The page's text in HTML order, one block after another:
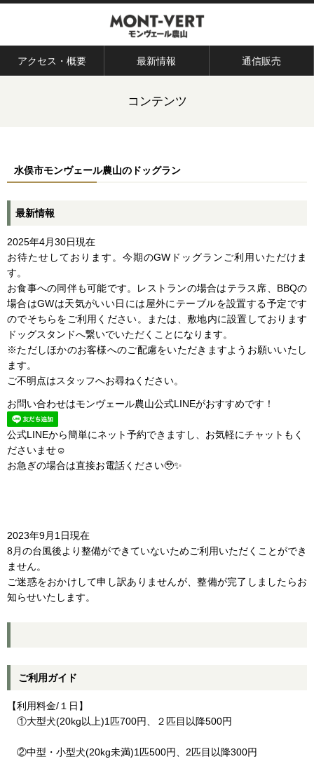
アクセス・概要 最新情報 通信販売
コンテンツ
水俣市モンヴェール農山のドッグラン
最新情報
2025年4月30日現在
お待たせしております。今期のGWドッグランご利用いただけま
す。
お食事への同伴も可能です。レストランの場合はテラス席、BBQの
場合はGWは天気がいい日には屋外にテーブルを設置する予定です
のでそちらをご利用ください。または、敷地内に設置しております
ドッグスタンドへ繋いでいただくことになります。
※ただしほかのお客様へのご配慮をいただきますようお願いいたし
ます。
ご不明点はスタッフへお尋ねください。
お問い合わせはモンヴェール農山公式LINEがおすすめです！
公式LINEから簡単にネット予約できますし、お気軽にチャットもく
ださいませ☺
お急ぎの場合は直接お電話ください🥹✨
2023年9月1日現在
8月の台風後より整備ができていないためご利用いただくことができ
ません。
ご迷惑をおかけして申し訳ありませんが、整備が完了しましたらお
知らせいたします。
ご利用ガイド
【利用料金/１日】
①大型犬(20kg以上)1匹700円、２匹目以降500円
②中型・小型犬(20kg未満)1匹500円、2匹目以降300円